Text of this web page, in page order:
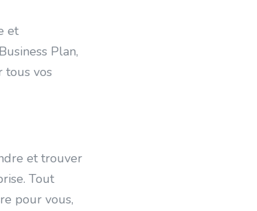
et
Plan,
vos
et trouver
Tout
pour vous,